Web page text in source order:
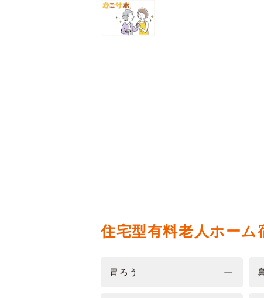
住宅型有料老人ホーム
胃ろう